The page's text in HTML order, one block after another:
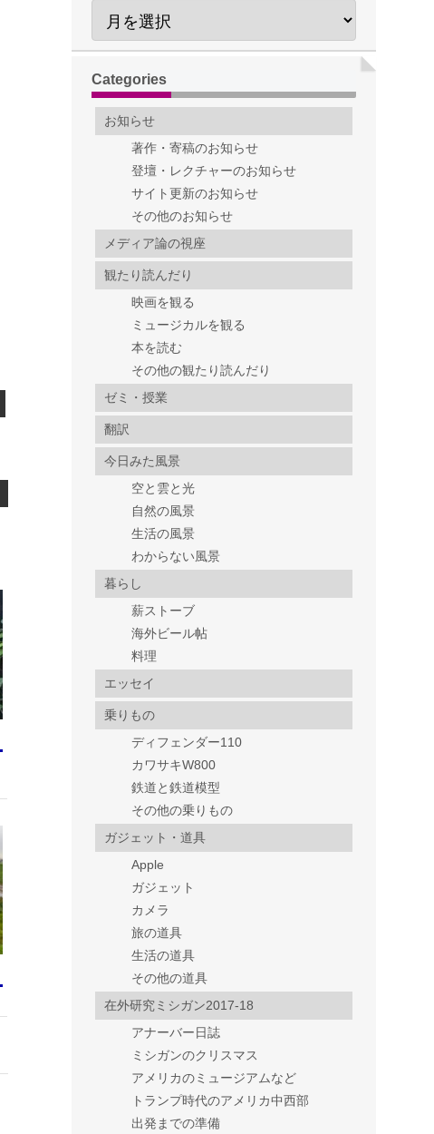
Categories
お知らせ
著作・寄稿のお知らせ
登壇・レクチャーのお知らせ
サイト更新のお知らせ
その他のお知らせ
メディア論の視座
観たり読んだり
映画を観る
ミュージカルを観る
本を読む
その他の観たり読んだり
ゼミ・授業
翻訳
今日みた風景
空と雲と光
自然の風景
生活の風景
わからない風景
暮らし
薪ストーブ
海外ビール帖
料理
エッセイ
乗りもの
ディフェンダー110
カワサキW800
鉄道と鉄道模型
その他の乗りもの
ガジェット・道具
Apple
ガジェット
カメラ
旅の道具
生活の道具
その他の道具
在外研究ミシガン2017-18
アナーバー日誌
ミシガンのクリスマス
アメリカのミュージアムなど
トランプ時代のアメリカ中西部
出発までの準備